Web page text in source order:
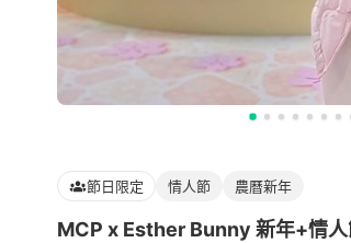
節日限定 情人節 農曆新年
MCP x Esther Bunny 新年+情